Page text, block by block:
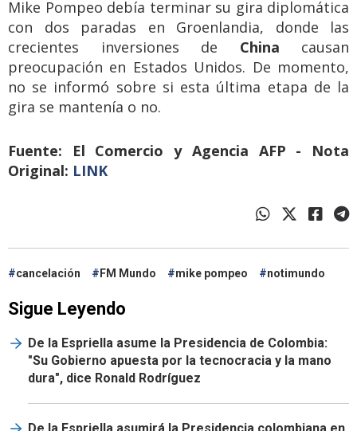
Mike Pompeo debía terminar su gira diplomática
con dos paradas en Groenlandia, donde las
crecientes inversiones de China causan
preocupación en Estados Unidos. De momento,
no se informó sobre si esta última etapa de la
gira se mantenía o no.
Fuente: El Comercio y Agencia AFP - Nota
Original: LINK
cancelación FM Mundo mike pompeo notimundo
Sigue Leyendo
De la Espriella asume la Presidencia de Colombia:
"Su Gobierno apuesta por la tecnocracia y la mano
dura", dice Ronald Rodríguez